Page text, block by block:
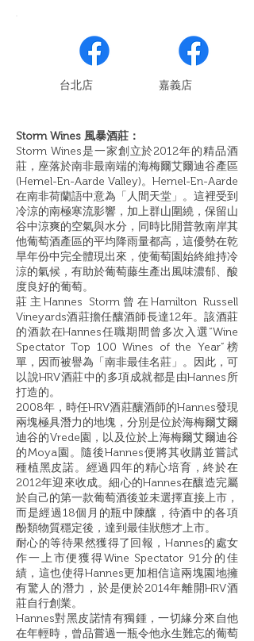
​台北店 嘉義店
Storm Wines 風暴酒莊：
Storm Wines是一家創立於2012年的精品酒
莊，座落於南非最南端的海梅爾艾爾迪谷產區
(Hemel-En-Aarde Valley)。Hemel-En-Aarde
在南非荷蘭語中意為「人間天堂」。這裡受到
冷涼的南極寒流影響，加上群山圍繞，保留山
谷中涼爽的空氣與水分，同時比開普敦南岸其
他葡萄酒產區的平均降雨量都高，這優勢在乾
旱年份中完全體現出來，使葡萄園始終維持冷
涼的氣候，有助於葡萄藤生產出風味濃郁、酸
度良好的葡萄。
莊主Hannes Storm曾在Hamilton Russell
Vineyards酒莊擔任釀酒師長達12年。該酒莊
的酒款在Hannes任職期間曾多次入選“Wine
Spectator Top 100 Wines of the Year”榜
單，因而被譽為「南非最佳名莊」。因此，可
以說HRV酒莊中的多項成就都是由Hannes所
打造的。
2008年，時任HRV酒莊釀酒師的Hannes發現
兩塊極具潛力的地塊，分別是位於海梅爾艾爾
迪谷的Vrede園，以及位於上海梅爾艾爾迪谷
的Moya園。隨後Hannes便將其收購並嘗試
種植黑皮諾。經過四年的精心培育，終於在
2012年迎來收成。細心的Hannes在釀造完屬
於自己的第一款葡萄酒後並未選擇直接上市，
而是經過18個月的瓶中陳釀，待酒中的各項
酚類物質穩定後，達到最佳狀態才上市。
耐心的等待果然獲得了回報，Hannes的處女
作一上市便獲得Wine Spectator 91分的佳
績，這也使得Hannes更加相信這兩塊園地擁
有驚人的潛力，於是便於2014年離開HRV酒
莊自行創業。
Hannes對黑皮諾情有獨鍾，一切緣分來自他
在年輕時，曾品嘗過一瓶令他永生難忘的葡萄